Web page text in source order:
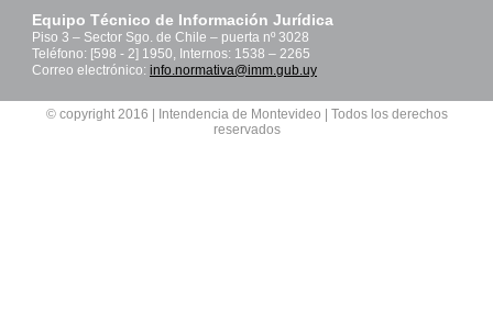
Equipo Técnico de Información Jurídica
Piso 3 – Sector Sgo. de Chile – puerta nº 3028
Teléfono: [598 - 2] 1950, Internos: 1538 – 2265
Correo electrónico: info.normativa@imm.gub.uy
© copyright 2016 | Intendencia de Montevideo | Todos los derechos
reservados